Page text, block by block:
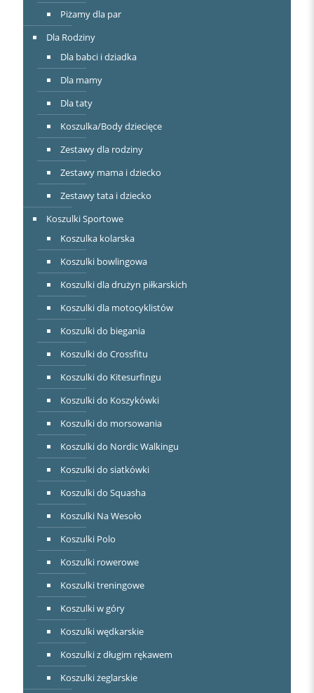
Piżamy dla par
Dla Rodziny
Dla babci i dziadka
Dla mamy
Dla taty
Koszulka/Body dziecięce
Zestawy dla rodziny
Zestawy mama i dziecko
Zestawy tata i dziecko
Koszulki Sportowe
Koszulka kolarska
Koszulki bowlingowa
Koszulki dla drużyn piłkarskich
Koszulki dla motocyklistów
Koszulki do biegania
Koszulki do Crossfitu
Koszulki do Kitesurfingu
Koszulki do Koszykówki
Koszulki do morsowania
Koszulki do Nordic Walkingu
Koszulki do siatkówki
Koszulki do Squasha
Koszulki Na Wesoło
Koszulki Polo
Koszulki rowerowe
Koszulki treningowe
Koszulki w góry
Koszulki wędkarskie
Koszulki z długim rękawem
Koszulki żeglarskie